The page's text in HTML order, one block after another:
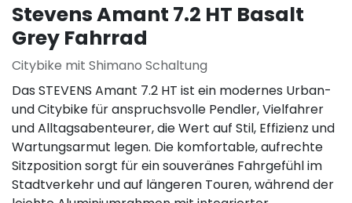
Stevens Amant 7.2 HT Basalt
Grey Fahrrad
Citybike mit Shimano Schaltung
Das STEVENS Amant 7.2 HT ist ein modernes Urban-
und Citybike für anspruchsvolle Pendler, Vielfahrer
und Alltagsabenteurer, die Wert auf Stil, Effizienz und
Wartungsarmut legen. Die komfortable, aufrechte
Sitzposition sorgt für ein souveränes Fahrgefühl im
Stadtverkehr und auf längeren Touren, während der